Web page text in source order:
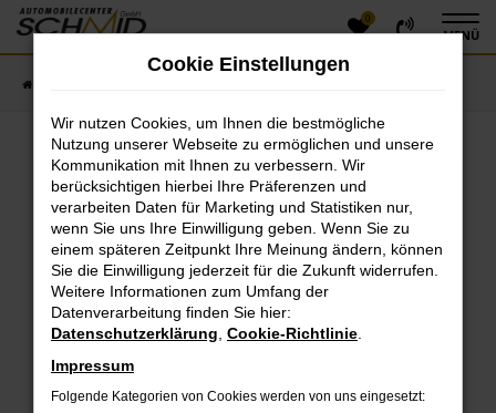
Zum
Hauptinhalt
0
MENÜ
Fehler: Network Error
Beim Laden ist ein Fehler aufgetreten.
Hier sind ein paar Tipps, die dir helfen können:
Überprüfe deine Firewall und deine
Internetverbindung.
Laden andere Webseiten, zum Beispiel deine
Suchmaschine?
Prüfe deine Browsererweiterungen.
Cookie Einstellungen
Wir nutzen Cookies, um Ihnen die bestmögliche
Nutzung unserer Webseite zu ermöglichen und unsere
Kommunikation mit Ihnen zu verbessern. Wir
berücksichtigen hierbei Ihre Präferenzen und
verarbeiten Daten für Marketing und Statistiken nur,
wenn Sie uns Ihre Einwilligung geben. Wenn Sie zu
einem späteren Zeitpunkt Ihre Meinung ändern, können
Sie die Einwilligung jederzeit für die Zukunft widerrufen.
Weitere Informationen zum Umfang der
Datenverarbeitung finden Sie hier:
Datenschutzerklärung Cookie-Richtlinie
Impressum
Folgende Kategorien von Cookies werden von uns eingesetzt: